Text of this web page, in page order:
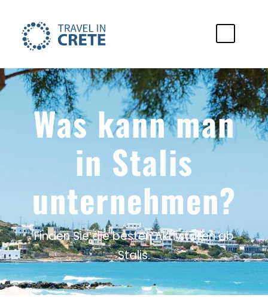
Was kann man
in Stalis
unternehmen?
Finden Sie die besten Aktivitäten ab
Stalis.